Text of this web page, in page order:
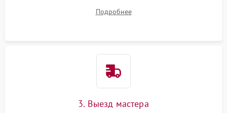
Подробнее
3. Выезд мастера